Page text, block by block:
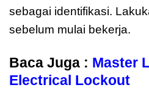
sebagai identifikasi.
sebelum mulai bekerja.
Baca Juga : Master
Electrical Lockout